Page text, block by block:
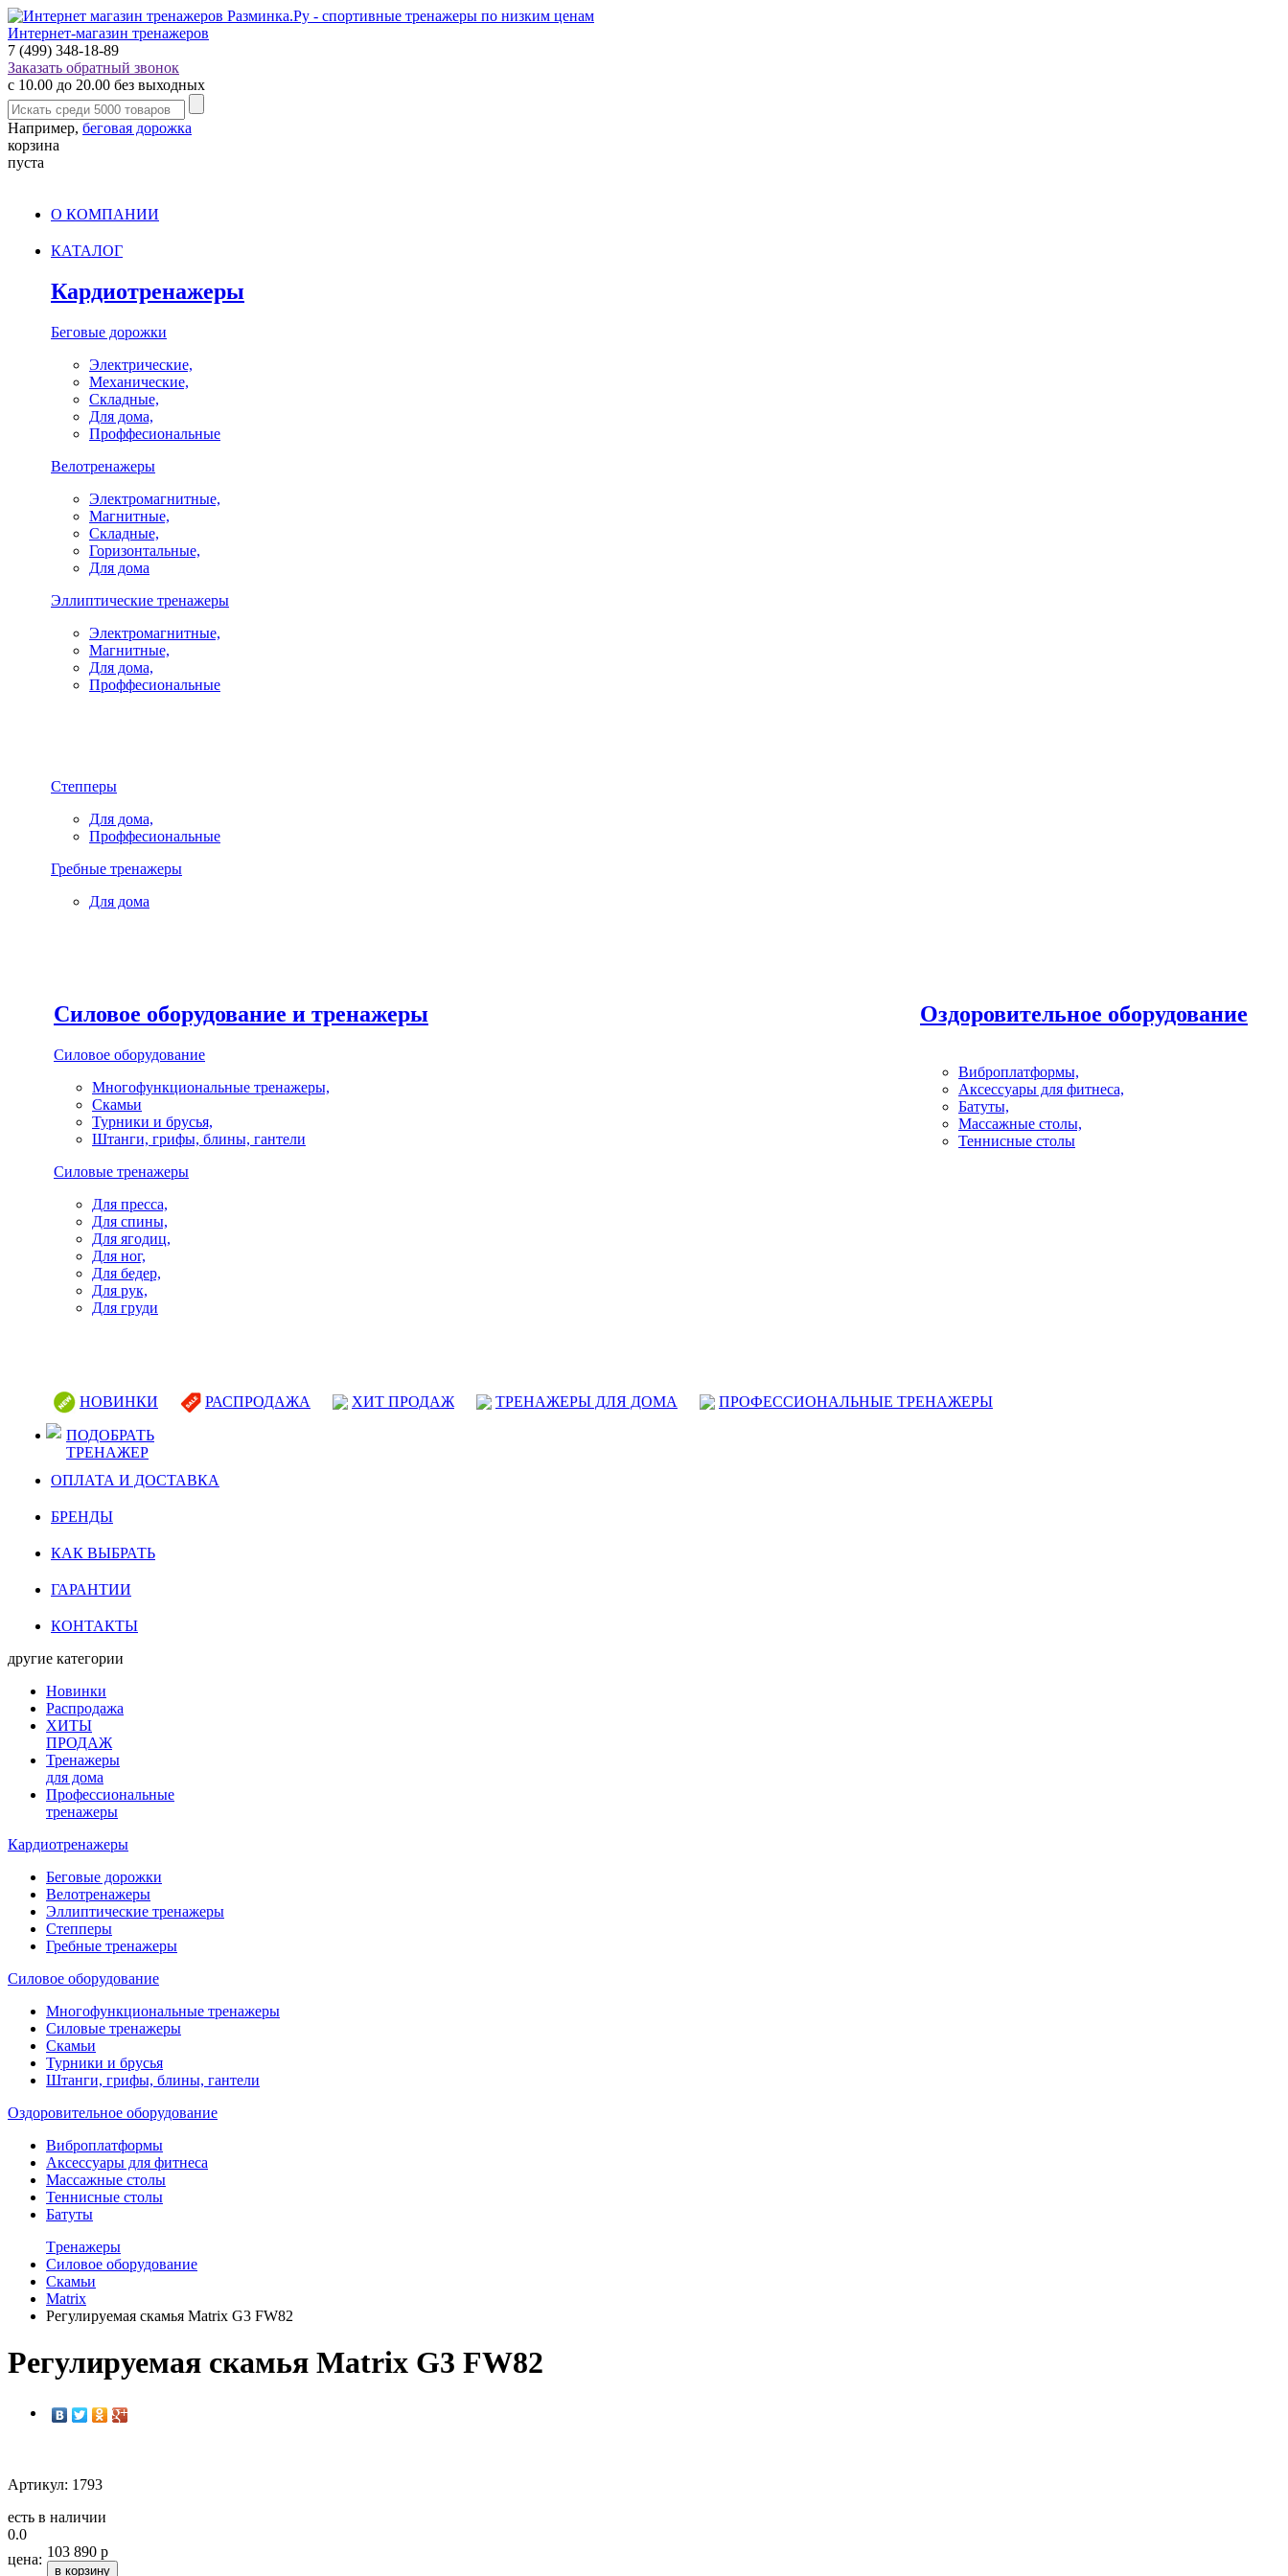
Интернет-магазин тренажеров
7 (499) 348-18-89
Заказать обратный звонок
с 10.00 до 20.00 без выходных
Например, беговая дорожка
корзина
пуста
О КОМПАНИИ
КАТАЛОГ
Кардиотренажеры
Беговые дорожки
Электрические,
Механические,
Складные,
Для дома,
Проффесиональные
Велотренажеры
Электромагнитные,
Магнитные,
Складные,
Горизонтальные,
Для дома
Эллиптические тренажеры
Электромагнитные,
Магнитные,
Для дома,
Проффесиональные
Степперы
Для дома,
Проффесиональные
Гребные тренажеры
Для дома
Силовое оборудование и тренажеры
Силовое оборудование
Многофункциональные тренажеры,
Скамьи
Турники и брусья,
Штанги, грифы, блины, гантели
Силовые тренажеры
Для пресса,
Для спины,
Для ягодиц,
Для ног,
Для бедер,
Для рук,
Для груди
Оздоровительное оборудование
Виброплатформы,
Аксессуары для фитнеса,
Батуты,
Массажные столы,
Теннисные столы
НОВИНКИ РАСПРОДАЖА ХИТ ПРОДАЖ ТРЕНАЖЕРЫ ДЛЯ ДОМА ПРОФЕССИОНАЛЬНЫЕ ТРЕНАЖЕРЫ
ПОДОБРАТЬ
ТРЕНАЖЕР
ОПЛАТА И ДОСТАВКА
БРЕНДЫ
КАК ВЫБРАТЬ
ГАРАНТИИ
КОНТАКТЫ
другие категории
Новинки
Распродажа
ХИТЫ
ПРОДАЖ
Тренажеры
для дома
Профессиональные
тренажеры
Кардиотренажеры
Беговые дорожки
Велотренажеры
Эллиптические тренажеры
Степперы
Гребные тренажеры
Силовое оборудование
Многофункциональные тренажеры
Силовые тренажеры
Скамьи
Турники и брусья
Штанги, грифы, блины, гантели
Оздоровительное оборудование
Виброплатформы
Аксессуары для фитнеса
Массажные столы
Теннисные столы
Батуты
Tренажеры
Силовое оборудование
Скамьи
Matrix
Регулируемая скамья Matrix G3 FW82
Регулируемая скамья Matrix G3 FW82
Артикул: 1793
есть в наличии
0.0
цена: 103 890 р
в корзину